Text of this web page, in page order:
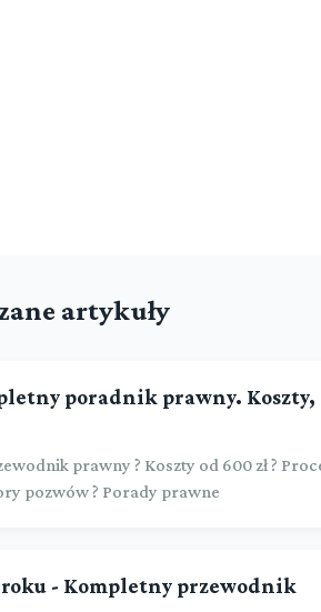
artykuły
poradnik prawny. Koszty,
prawny ? Koszty od 600 zł ?
pozwów ? Porady prawne
- Kompletny przewodnik